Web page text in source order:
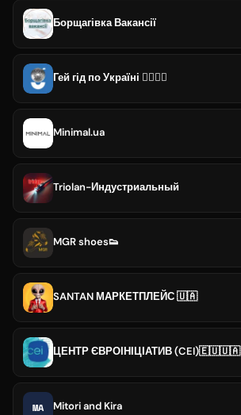
Борщагівка Вакансії
Гей гід по Україні 🏳️‍🌈🇺🇦
Minimal.ua
Triolan-Индустриальный
MGR shoes👟
SANTAN️ МАРКЕТПЛЕЙС 🇺🇦
ЦЕНТР ЄВРОІНІЦІАТИВ (CEI)🇪🇺🇺🇦
MA Mitori and Kira